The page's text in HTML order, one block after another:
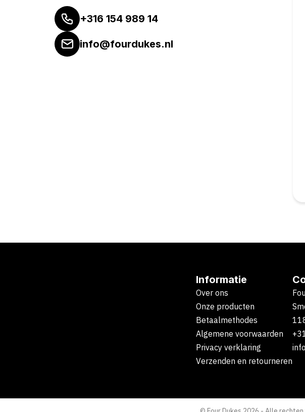
+316 154 989 14
info@fourdukes.nl
Informatie
Over ons
Onze producten
Betaalmethodes
Algemene voorwaarden
Privacy verklaring
Verzenden en retourneren